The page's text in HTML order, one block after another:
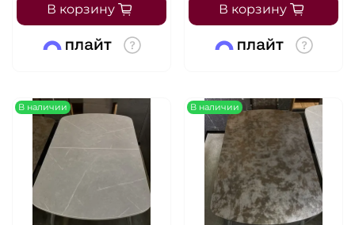
В корзину В корзину
В наличии В наличии